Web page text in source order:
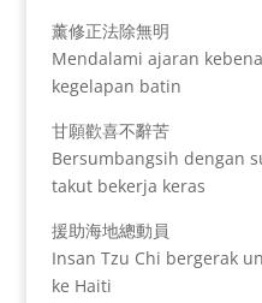
薰修正法除無明
Mendalami ajaran
kegelapan batin
甘願歡喜不辭苦
Bersumbangsih dengan
takut bekerja keras
援助海地總動員
Insan Tzu Chi bergerak
ke Haiti